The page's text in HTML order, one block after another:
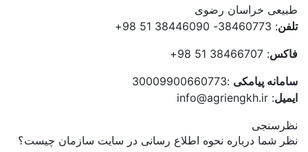
طبیعی خراسان رضوی
تلفن: 38460773- 38446090 51 98+
فاکس: 38466707 51 98+
سامانه پیامکی :30009900660773
ایمیل: info@agriengkh.ir
نظرسنجی
نظر شما درباره نحوه اطلاع رسانی در سایت سازمان چیست؟